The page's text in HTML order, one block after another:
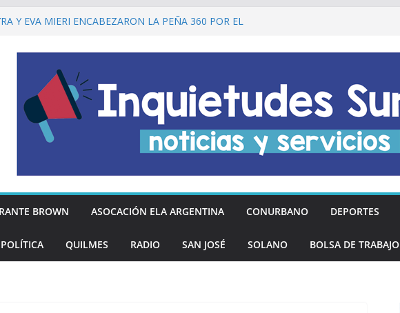
Y EVA MIERI ENCABEZARON LA PEÑA 360 POR EL
TODOS LOS DÍAS MIÉRCOLES
qué piensan los hinchas argentinos de las nuevas
del Mundial
ENTREGÓ MÁS DE 20 PRÓTESIS DENTALES
Y VECINOS DE QUILMES OESTE
de Quilmes recordó a Jorge Novak a 25 años de
BROWN ASOCACIÓN ELA ARGENTINA CONURBANO DEPORTES
POLÍTICA QUILMES RADIO SAN JOSÉ SOLANO BOLSA DE TRABAJO